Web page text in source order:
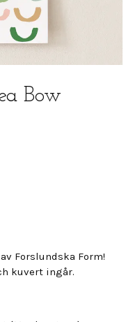
Bow
Forslundska Form!
kuvert ingår.